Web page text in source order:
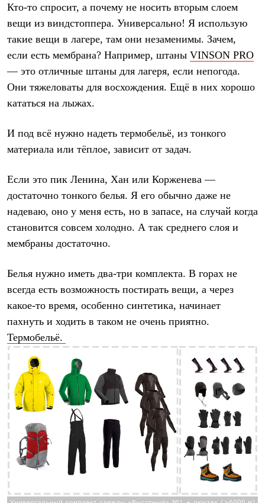
BASK kids
CITY
ИДЁМ В ПОХОД
Дневник капитана
Каталог дилеров
Баск сегодня
История
Баск в вашем городе
Контроль качества
Технологии
Сотрудничество
Дилерам
Стать дилером
Корпоративным клиентам
Услуги
Где купить
Кто-то спросит, а почему не носить вторым слоем
вещи из виндстоппера. Универсально! Я использую
такие вещи в лагере, там они незаменимы. Зачем,
если есть мембрана? Например, штаны VINSON PRO
— это отличные штаны для лагеря, если непогода.
Они тяжеловаты для восхождения. Ещё в них хорошо
кататься на лыжах.
И под всё нужно надеть термобельё, из тонкого
материала или тёплое, зависит от задач.
Если это пик Ленина, Хан или Корженева —
достаточно тонкого белья. Я его обычно даже не
надеваю, оно у меня есть, но в запасе, на случай когда
становится совсем холодно. А так среднего слоя и
мембраны достаточно.
Белья нужно иметь два-три комплекта. В горах не
всегда есть возможность постирать вещи, а через
какое-то время, особенно синтетика, начинает
пахнуть и ходить в таком не очень приятно.
Термобельё.